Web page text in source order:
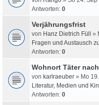
Antworten: 0
Verjährungsfrist
von Hanz Dietrich Füll »
Fragen und Austausch
Antworten: 0
Wohnort Täter
von karlraeuber » Mo
Literatur, Medien und
Antworten: 0